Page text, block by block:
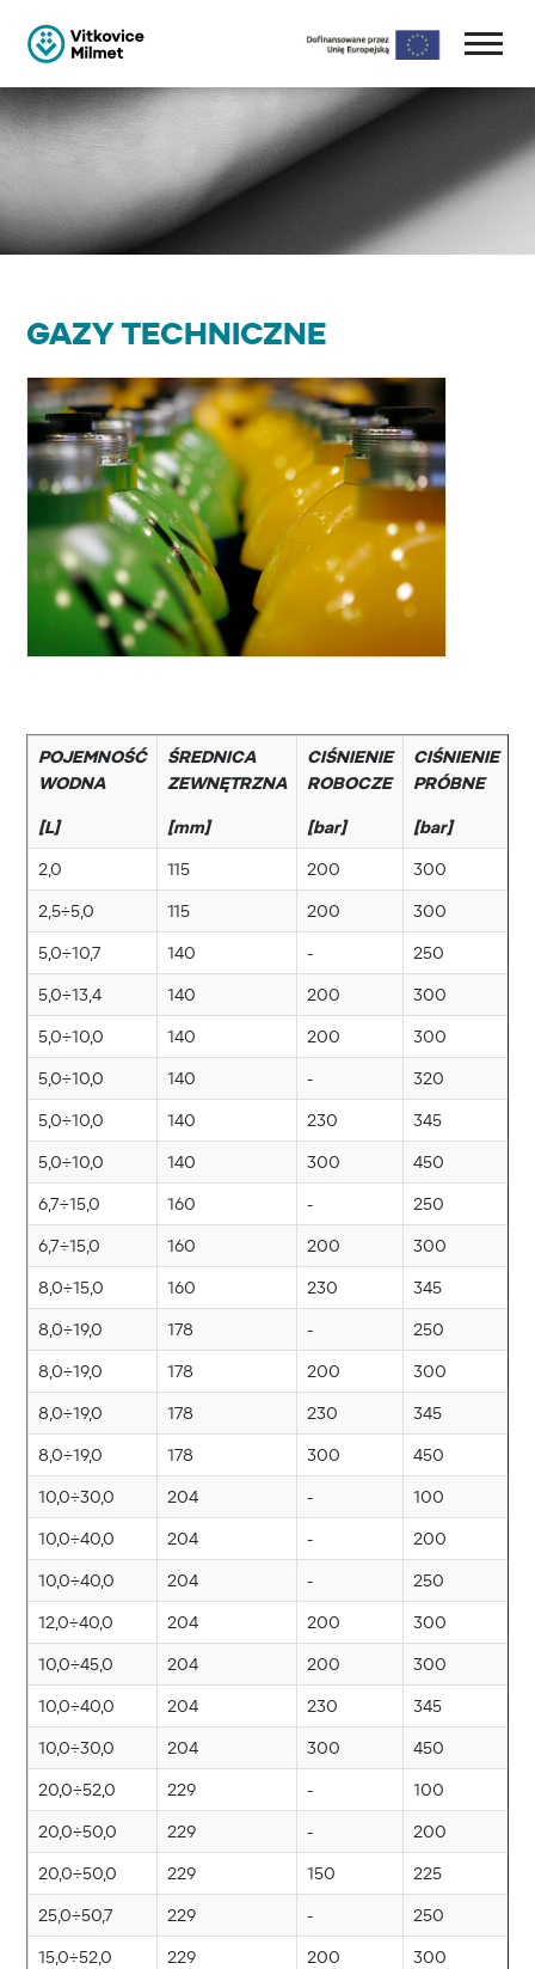
GAZY TECHNICZNE
POJEMNOŚĆ
WODNA
[L]
ŚREDNICA
ZEWNĘTRZNA
[mm]
CIŚNIENIE
ROBOCZE
[bar]
CIŚNIENIE
PRÓBNE
[bar]
2,0 115 200 300
2,5÷5,0 115 200 300
5,0÷10,7 140 - 250
5,0÷13,4 140 200 300
5,0÷10,0 140 200 300
5,0÷10,0 140 - 320
5,0÷10,0 140 230 345
5,0÷10,0 140 300 450
6,7÷15,0 160 - 250
6,7÷15,0 160 200 300
8,0÷15,0 160 230 345
8,0÷19,0 178 - 250
8,0÷19,0 178 200 300
8,0÷19,0 178 230 345
8,0÷19,0 178 300 450
10,0÷30,0 204 - 100
10,0÷40,0 204 - 200
10,0÷40,0 204 - 250
12,0÷40,0 204 200 300
10,0÷45,0 204 200 300
10,0÷40,0 204 230 345
10,0÷30,0 204 300 450
20,0÷52,0 229 - 100
20,0÷50,0 229 - 200
20,0÷50,0 229 150 225
25,0÷50,7 229 - 250
15,0÷52,0 229 200 300